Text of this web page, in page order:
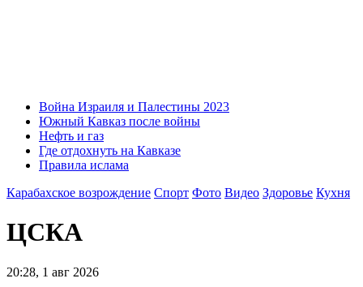
Война Израиля и Палестины 2023
Южный Кавказ после войны
Нефть и газ
Где отдохнуть на Кавказе
Правила ислама
Карабахское возрождение Спорт Фото Видео Здоровье Кухня
ЦСКА
20:28, 1 авг 2026